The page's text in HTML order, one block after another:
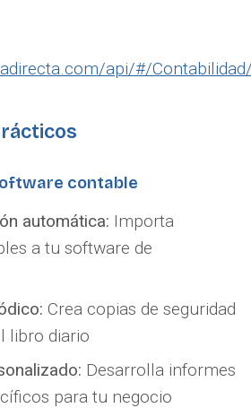
api/#/
contable
automática: Importa
a tu software de
Crea copias de seguridad
libro diario
Desarrolla informes
para tu negocio